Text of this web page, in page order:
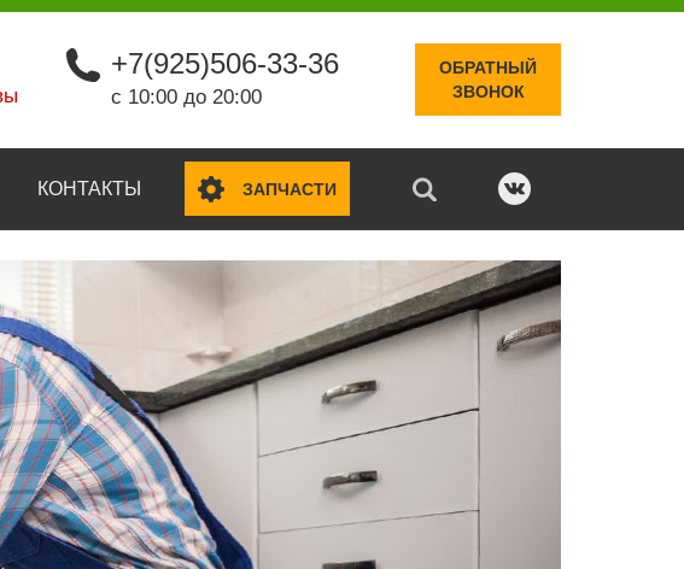
+7(925)506-33-36
с 10:00 до 20:00
ОБРАТНЫЙ
ЗВОНОК
КОНТАКТЫ ЗАПЧАСТИ